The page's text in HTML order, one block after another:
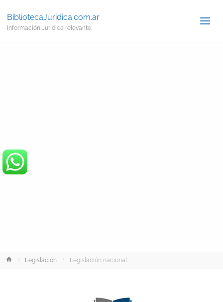
BibliotecaJuridica.com.ar
Información Jurídica relevante.
InicioLegislación Legislación nacional